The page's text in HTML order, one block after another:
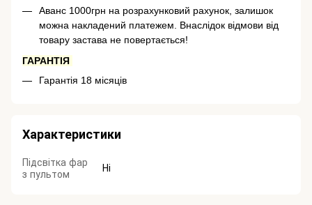
Аванс 1000грн на розрахунковий рахунок, залишок
можна накладений платежем. Внаслідок відмови від
товару застава не повертається!
ГАРАНТІЯ
Гарантія 18 місяців
Характеристики
Підсвітка фар
з пультом
Ні